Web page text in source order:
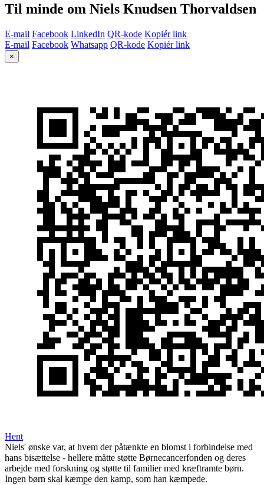
Til minde om Niels Knudsen Thorvaldsen
E-mail Facebook LinkedIn QR-kode Kopiér link
E-mail Facebook Whatsapp QR-kode Kopiér link
×
Hent
Niels' ønske var, at hvem der påtænkte en blomst i forbindelse med
hans bisættelse - hellere måtte støtte Børnecancerfonden og deres
arbejde med forskning og støtte til familier med kræftramte børn.
Ingen børn skal kæmpe den kamp, som han kæmpede.